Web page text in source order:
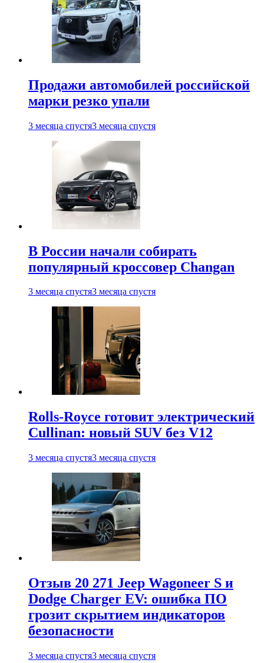
Продажи автомобилей российской
марки резко упали
3 месяца спустя3 месяца спустя
В России начали собирать
популярный кроссовер Changan
3 месяца спустя3 месяца спустя
Rolls-Royce готовит электрический
Cullinan: новый SUV без V12
3 месяца спустя3 месяца спустя
Отзыв 20 271 Jeep Wagoneer S и
Dodge Charger EV: ошибка ПО
грозит скрытием индикаторов
безопасности
3 месяца спустя3 месяца спустя